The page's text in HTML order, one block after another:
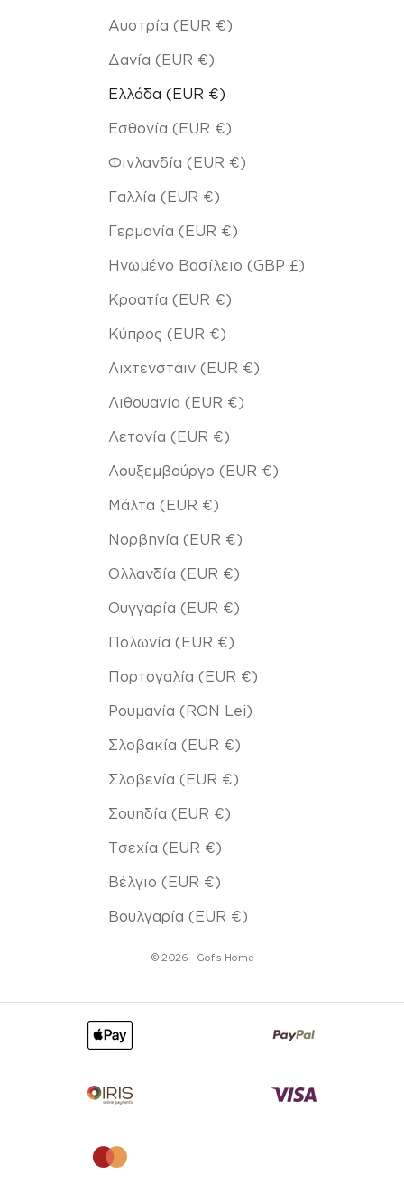
Αυστρία (EUR €)
Δανία (EUR €)
Ελλάδα (EUR €)
Εσθονία (EUR €)
Φινλανδία (EUR €)
Γαλλία (EUR €)
Γερμανία (EUR €)
Ηνωμένο Βασίλειο (GBP £)
Κροατία (EUR €)
Κύπρος (EUR €)
Λιχτενστάιν (EUR €)
Λιθουανία (EUR €)
Λετονία (EUR €)
Λουξεμβούργο (EUR €)
Μάλτα (EUR €)
Νορβηγία (EUR €)
Ολλανδία (EUR €)
Ουγγαρία (EUR €)
Πολωνία (EUR €)
Πορτογαλία (EUR €)
Ρουμανία (RON Lei)
Σλοβακία (EUR €)
Σλοβενία (EUR €)
Σουηδία (EUR €)
Τσεχία (EUR €)
Βέλγιο (EUR €)
Βουλγαρία (EUR €)
© 2026 - Gofis Home